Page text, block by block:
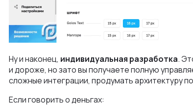
Ну и наконец, индивидуальная разработка.
и дороже, но зато вы получаете полную
сложные интеграции, продумать архитектуру
Если говорить о деньгах: